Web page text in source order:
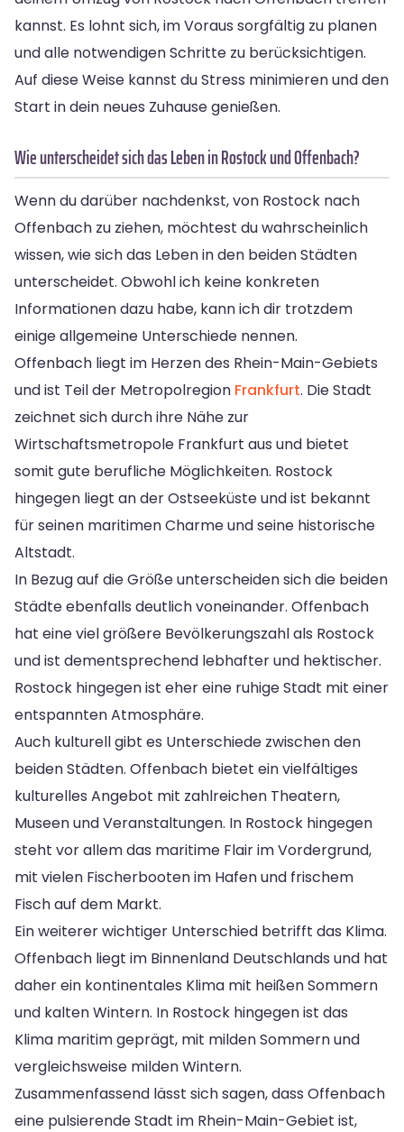
kannst. Es lohnt sich, im Voraus sorgfältig zu planen
und alle notwendigen Schritte zu berücksichtigen.
Auf diese Weise kannst du Stress minimieren und den
Start in dein neues Zuhause genießen.
Wie unterscheidet sich das Leben in Rostock und Offenbach?
Wenn du darüber nachdenkst, von Rostock nach
Offenbach zu ziehen, möchtest du wahrscheinlich
wissen, wie sich das Leben in den beiden Städten
unterscheidet. Obwohl ich keine konkreten
Informationen dazu habe, kann ich dir trotzdem
einige allgemeine Unterschiede nennen.
Offenbach liegt im Herzen des Rhein-Main-Gebiets
und ist Teil der Metropolregion Frankfurt. Die Stadt
zeichnet sich durch ihre Nähe zur
Wirtschaftsmetropole Frankfurt aus und bietet
somit gute berufliche Möglichkeiten. Rostock
hingegen liegt an der Ostseeküste und ist bekannt
für seinen maritimen Charme und seine historische
Altstadt.
In Bezug auf die Größe unterscheiden sich die beiden
Städte ebenfalls deutlich voneinander. Offenbach
hat eine viel größere Bevölkerungszahl als Rostock
und ist dementsprechend lebhafter und hektischer.
Rostock hingegen ist eher eine ruhige Stadt mit einer
entspannten Atmosphäre.
Auch kulturell gibt es Unterschiede zwischen den
beiden Städten. Offenbach bietet ein vielfältiges
kulturelles Angebot mit zahlreichen Theatern,
Museen und Veranstaltungen. In Rostock hingegen
steht vor allem das maritime Flair im Vordergrund,
mit vielen Fischerbooten im Hafen und frischem
Fisch auf dem Markt.
Ein weiterer wichtiger Unterschied betrifft das Klima.
Offenbach liegt im Binnenland Deutschlands und hat
daher ein kontinentales Klima mit heißen Sommern
und kalten Wintern. In Rostock hingegen ist das
Klima maritim geprägt, mit milden Sommern und
vergleichsweise milden Wintern.
Zusammenfassend lässt sich sagen, dass Offenbach
eine pulsierende Stadt im Rhein-Main-Gebiet ist,